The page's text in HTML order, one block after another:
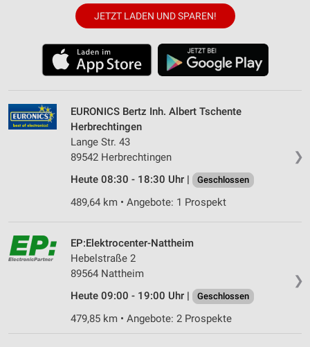
JETZT LADEN UND SPAREN!
❯
EURONICS Bertz Inh. Albert Tschente
Herbrechtingen
Lange Str. 43
89542 Herbrechtingen
Heute 08:30 - 18:30 Uhr |
Geschlossen
489,64 km • Angebote: 1 Prospekt
❯
EP:Elektrocenter-Nattheim
Hebelstraße 2
89564 Nattheim
Heute 09:00 - 19:00 Uhr |
Geschlossen
479,85 km • Angebote: 2 Prospekte